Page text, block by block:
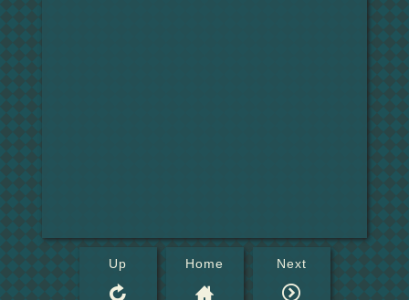
Up Home Next